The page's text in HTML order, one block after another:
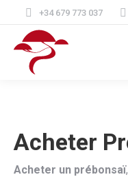
+34 679 773 037
Acheter
Acheter un prébonsaï